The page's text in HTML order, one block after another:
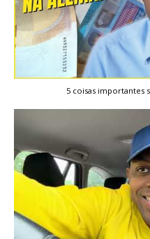
5 coisas importantes